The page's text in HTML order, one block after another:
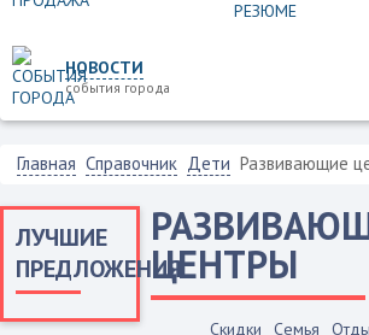
НОВОСТИ
события города
Главная Справочник Дети Развивающие
ЛУЧШИЕ
ПРЕДЛОЖЕНИЯЦЕНТРЫ
Скидки Семья